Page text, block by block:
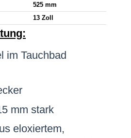
525 mm
13 Zoll
im Tauchbad
mm stark
eloxiertem,